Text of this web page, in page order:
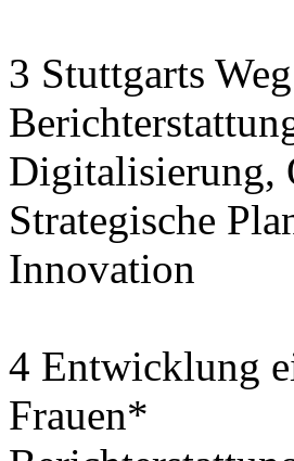
3 Stuttgarts
Digitalisierung,
Strategische
Innovation
4 Entwicklung
Frauen*